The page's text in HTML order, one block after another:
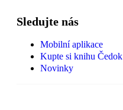
Sledujte nás
Mobilní aplikace
Kupte si knihu Čedok
Novinky